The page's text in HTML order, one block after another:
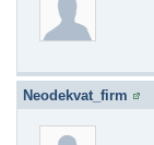
Neodekvat_firm